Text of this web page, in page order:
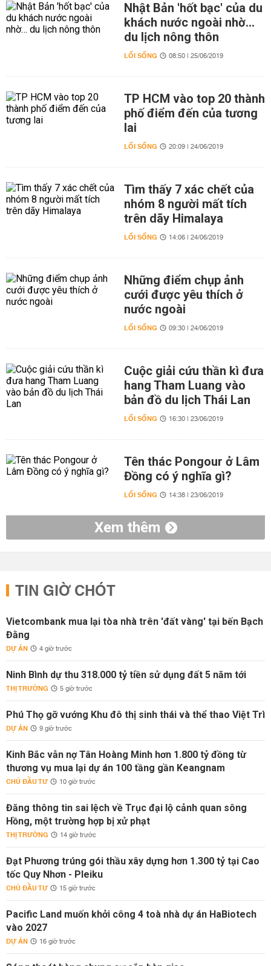
Nhật Bản 'hốt bạc' của du
khách nước ngoài nhờ…
du lịch nông thôn
LỐI SỐNG 08:50 | 25/06/2019
TP HCM vào top 20 thành
phố điểm đến của tương
lai
LỐI SỐNG 20:09 | 24/06/2019
Tìm thấy 7 xác chết của
nhóm 8 người mất tích
trên dãy Himalaya
LỐI SỐNG 14:06 | 24/06/2019
Những điểm chụp ảnh
cưới được yêu thích ở
nước ngoài
LỐI SỐNG 09:30 | 24/06/2019
Cuộc giải cứu thần kì đưa
hang Tham Luang vào
bản đồ du lịch Thái Lan
LỐI SỐNG 16:30 | 23/06/2019
Tên thác Pongour ở Lâm
Đồng có ý nghĩa gì?
LỐI SỐNG 14:38 | 23/06/2019
Xem thêm
TIN GIỜ CHÓT
Vietcombank mua lại tòa nhà trên 'đất vàng' tại bến Bạch
Đằng
DỰ ÁN 4 giờ trước
Ninh Bình dự thu 318.000 tỷ tiền sử dụng đất 5 năm tới
THỊ TRƯỜNG 5 giờ trước
Phú Thọ gỡ vướng Khu đô thị sinh thái và thể thao Việt Trì
DỰ ÁN 9 giờ trước
Kinh Bắc vẫn nợ Tân Hoàng Minh hơn 1.800 tỷ đồng từ
thương vụ mua lại dự án 100 tầng gần Keangnam
CHỦ ĐẦU TƯ 10 giờ trước
Đăng thông tin sai lệch về Trục đại lộ cảnh quan sông
Hồng, một trường hợp bị xử phạt
THỊ TRƯỜNG 14 giờ trước
Đạt Phương trúng gói thầu xây dựng hơn 1.300 tỷ tại Cao
tốc Quy Nhơn - Pleiku
CHỦ ĐẦU TƯ 15 giờ trước
Pacific Land muốn khởi công 4 toà nhà dự án HaBiotech
vào 2027
DỰ ÁN 16 giờ trước